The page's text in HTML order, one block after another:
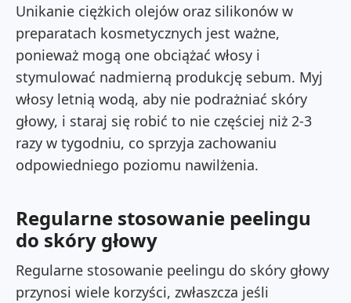
Unikanie ciężkich olejów oraz silikonów w
preparatach kosmetycznych jest ważne,
ponieważ mogą one obciążać włosy i
stymulować nadmierną produkcję sebum. Myj
włosy letnią wodą, aby nie podrażniać skóry
głowy, i staraj się robić to nie częściej niż 2-3
razy w tygodniu, co sprzyja zachowaniu
odpowiedniego poziomu nawilżenia.
Regularne stosowanie peelingu
do skóry głowy
Regularne stosowanie peelingu do skóry głowy
przynosi wiele korzyści, zwłaszcza jeśli